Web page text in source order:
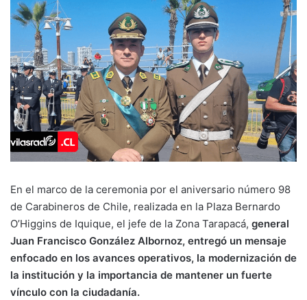
En el marco de la ceremonia por el aniversario número 98
de Carabineros de Chile, realizada en la Plaza Bernardo
O’Higgins de Iquique, el jefe de la Zona Tarapacá, general
Juan Francisco González Albornoz, entregó un mensaje
enfocado en los avances operativos, la modernización de
la institución y la importancia de mantener un fuerte
vínculo con la ciudadanía.